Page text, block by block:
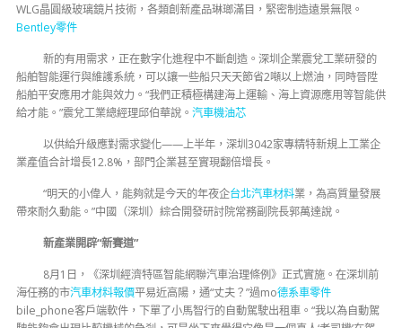
WLG晶圓級玻璃鏡片技術，各類創新產品琳瑯滿目，緊密制造遠景無限。
Bentley零件
新的有用需求，正在數字化進程中不斷創造。深圳企業震兌工業研發的
船舶智能運行與維護系統，可以讓一些船只天天節省2噸以上燃油，同時晉陞
船舶平安應用才能與效力。“我們正積極構建海上運輸、海上資源應用等智能供
給才能。”震兌工業總經理邱伯華說。 汽車機油芯
以供給升級應對需求變化——上半年，深圳3042家專精特新規上工業企
業產值合計增長12.8%，部門企業甚至實現翻倍增長。
“明天的小偉人，能夠就是今天的年夜企台北汽車材料業，為高質量發展
帶來耐久動能。”中國（深圳）綜合開發研討院常務副院長郭萬達說。
新產業開辟“新賽道”
8月1日，《深圳經濟特區智能網聯汽車治理條例》正式實施。在深圳前
海任務的市汽車材料報價平易近高陽，通“丈夫？”過mo德系車零件
bile_phone客戶端軟件，下單了小馬智行的自動駕駛出租車。“我以為自動駕